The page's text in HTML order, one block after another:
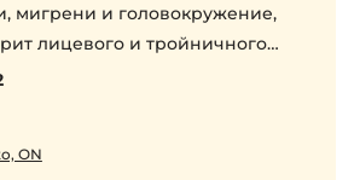
лицевого и тройничного
и шее. Боли в суставах
конечностей
ON